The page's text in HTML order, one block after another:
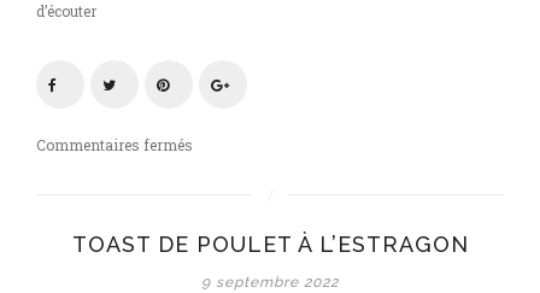
d’écouter
Commentaires fermés
TOAST DE POULET À L’ESTRAGON
9 septembre 2022